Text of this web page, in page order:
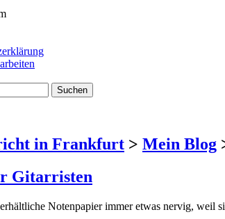
in Frankfurt > Mein Blog
Gitarristen
Notenpapier immer etwas nervig, weil